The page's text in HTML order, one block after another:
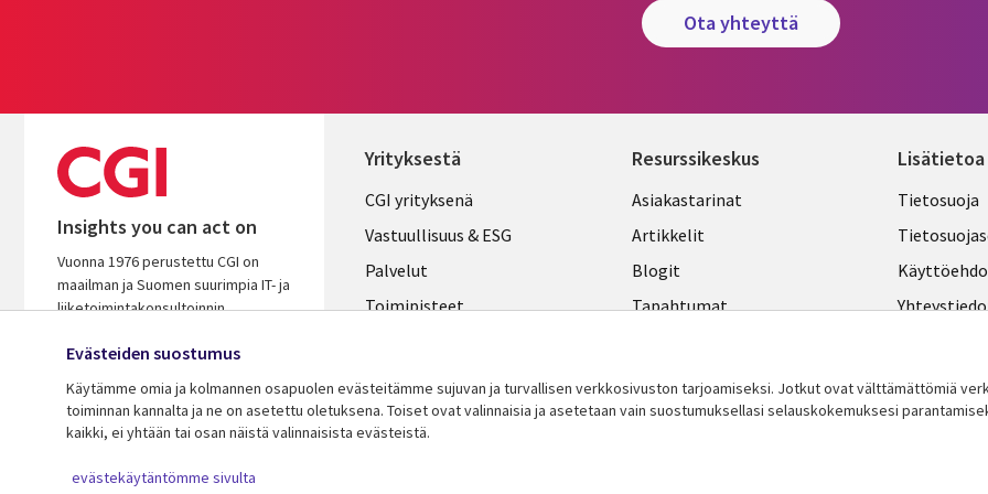
ota yhteyttä
Insights you can act on
Vuonna 1976 perustettu CGI on
maailman ja Suomen suurimpia IT- ja
liiketoimintakonsultoinnin
osaavana kumppanina autamme
menestyksen.
Yrityksestä
Useful
links
FINLAND
CGI yrityksenä
Vastuullisuus & ESG
Palvelut
Toimipisteet
Ura CGI:llä
Resurssikeskus
Library
Links
FINLAND
Asiakastarinat
Artikkelit
Blogit
Tapahtumat
Katso lisää
Lisätietoa
Legal
Tietosuoja
Evästeiden suostumus
Käytämme omia ja kolmannen osapuolen evästeitämme sujuvan ja turvallisen verkkosivuston tarjoamiseksi. Jotkut ovat välttämättömiä
toiminnan kannalta ja ne on asetettu oletuksena. Toiset ovat valinnaisia ​​ja asetetaan vain suostumuksellasi selauskokemuksesi
kaikki, ei yhtään tai osan näistä valinnaisista evästeistä.
evästekäytäntömme sivulta